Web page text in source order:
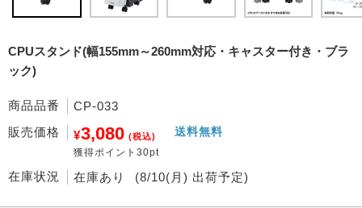
CPUスタンド(幅155mm～260mm対応・キャスター付き・ブラ
ック)
商品品番
CP-033
販売価格
¥3,080 (税込)
獲得ポイント30pt
送料無料
在庫状況 在庫あり (8/10(月) 出荷予定)